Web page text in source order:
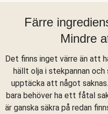
Färre
Mindre
Det finns inget värre än att
hällt olja i stekpannan
upptäcka att något
bara behöver ha ett fåtal
är ganska säkra på redan